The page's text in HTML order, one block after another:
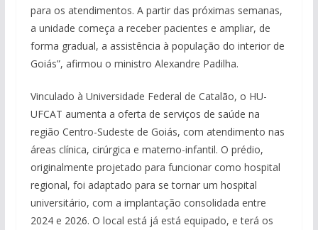
para os atendimentos. A partir das próximas semanas,
a unidade começa a receber pacientes e ampliar, de
forma gradual, a assistência à população do interior de
Goiás”, afirmou o ministro Alexandre Padilha.
Vinculado à Universidade Federal de Catalão, o HU-
UFCAT aumenta a oferta de serviços de saúde na
região Centro-Sudeste de Goiás, com atendimento nas
áreas clínica, cirúrgica e materno-infantil. O prédio,
originalmente projetado para funcionar como hospital
regional, foi adaptado para se tornar um hospital
universitário, com a implantação consolidada entre
2024 e 2026. O local está já está equipado, e terá os